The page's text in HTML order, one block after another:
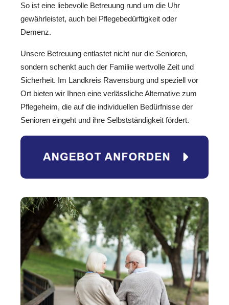
So ist eine liebevolle Betreuung rund um die Uhr
gewährleistet, auch bei Pflegebedürftigkeit oder
Demenz.
Unsere Betreuung entlastet nicht nur die Senioren,
sondern schenkt auch der Familie wertvolle Zeit und
Sicherheit. Im Landkreis Ravensburg und speziell vor
Ort bieten wir Ihnen eine verlässliche Alternative zum
Pflegeheim, die auf die individuellen Bedürfnisse der
Senioren eingeht und ihre Selbstständigkeit fördert.